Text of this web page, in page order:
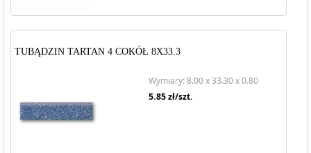
TUBĄDZIN TARTAN 4 COKÓŁ 8X33.3
Wymiary: 8.00 x 33.30 x 0.80
5.85zł/szt.